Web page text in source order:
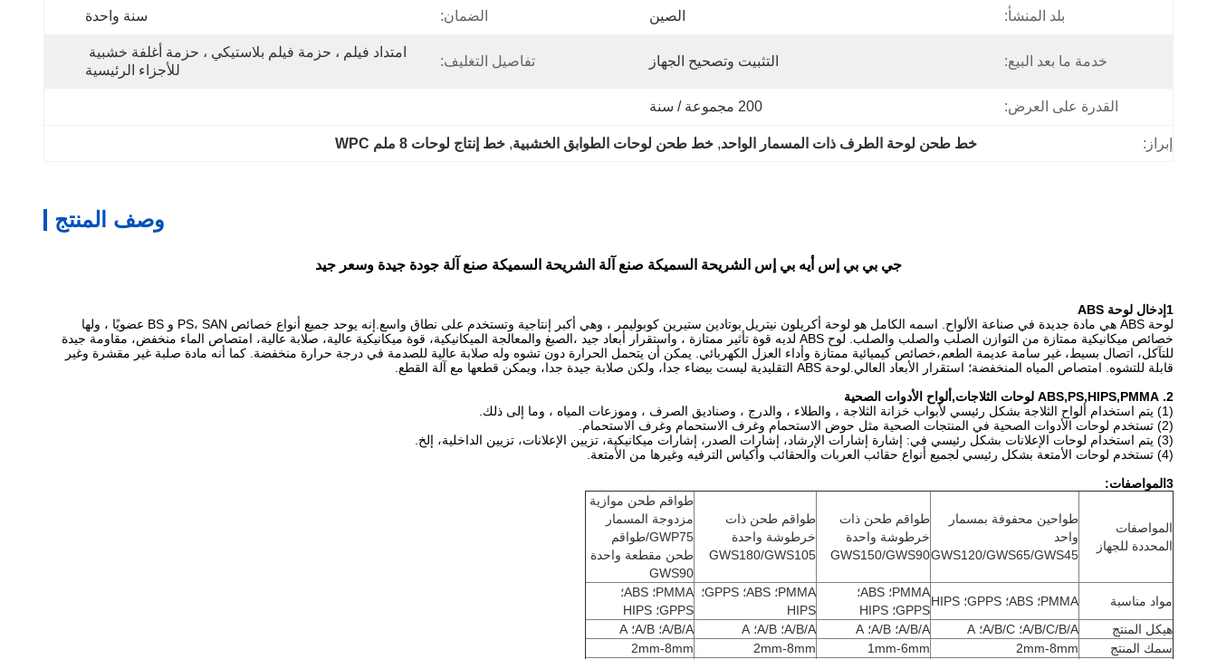
بلد المنشأ: الصين الضمان: سنة واحدة
خدمة ما بعد البيع: التثبيت وتصحيح الجهاز تفاصيل التغليف:
للأجزاء الرئيسية
القدرة على العرض: 200 مجموعة / سنة
إبراز: خط طحن لوحة الطرف ذات المسمار الواحد, خط طحن لوحات الطوابق الخشبية, خط إنتاج لوحات 8 ملم WPC
وصف المنتج
جي بي بي إس أيه بي إس الشريحة السميكة صنع آلة الشريحة السميكة صنع آلة جودة جيدة وسعر جيد
1إدخال لوحة ABS
لوحة ABS هي مادة جديدة في صناعة الألواح. اسمه الكامل هو لوحة أكريلون نيتريل بوتادين ستيرين كوبوليمر ، وهي أكبر إنتاجية وتستخدم على نطاق واسع.إنه يوحد جميع أنواع خصائص PS، SAN و BS عضويًا ، ولها
خصائص ميكانيكية ممتازة من التوازن الصلب والصلب والصلب. لوح ABS لديه قوة تأثير ممتازة ، واستقرار أبعاد جيد ،الصبغ والمعالجة الميكانيكية، قوة ميكانيكية عالية، صلابة عالية، امتصاص الماء منخفض، مقاومة جيدة
للتآكل، اتصال بسيط، غير سامة عديمة الطعم،خصائص كيميائية ممتازة وأداء العزل الكهربائي. يمكن أن يتحمل الحرارة دون تشوه وله صلابة عالية للصدمة في درجة حرارة منخفضة. كما أنه مادة صلبة غير مقشرة وغير
قابلة للتشوه. امتصاص المياه المنخفضة؛ استقرار الأبعاد العالي.لوحة ABS التقليدية ليست بيضاء جدا، ولكن صلابة جيدة جدا، ويمكن قطعها مع آلة القطع.
2. ABS,PS,HIPS,PMMA لوحات الثلاجات,ألواح الأدوات الصحية
(1) يتم استخدام ألواح الثلاجة بشكل رئيسي لأبواب خزانة الثلاجة ، والطلاء ، والدرج ، وصناديق الصرف ، وموزعات المياه ، وما إلى ذلك.
(2) تستخدم لوحات الأدوات الصحية في المنتجات الصحية مثل حوض الاستحمام وغرف الاستحمام وغرف الاستحمام.
(3) يتم استخدام لوحات الإعلانات بشكل رئيسي في: إشارة إشارات الإرشاد، إشارات الصدر، إشارات ميكانيكية، تزيين الإعلانات، تزيين الداخلية، إلخ.
(4) تستخدم لوحات الأمتعة بشكل رئيسي لجميع أنواع حقائب العربات والحقائب وأكياس الترفيه وغيرها من الأمتعة.
3المواصفات:
المواصفات
المحددة للجهاز
طواحين محفوفة بمسمار
واحد
GWS120/GWS65/GWS45
طواقم طحن ذات
خرطوشة واحدة
GWS150/GWS90
طواقم طحن ذات
خرطوشة واحدة
GWS180/GWS105
طواقم طحن موازية
مزدوجة المسمار
GWP75/طواقم
طحن مقطعة واحدة
GWS90
مواد مناسبة
PMMA؛ ABS؛ GPPS؛ HIPS
PMMA؛ ABS؛
GPPS؛ HIPS
PMMA؛ ABS؛ GPPS؛
HIPS
PMMA؛ ABS؛
GPPS؛ HIPS
هيكل المنتج
A/B/C/B/A؛ A/B/C؛ A A/B/A؛ A/B؛ A A/B/A؛ A/B؛ A
A/B/A؛ A/B؛ A
سمك المنتج
2mm-8mm
1mm-6mm
2mm-8mm
2mm-8mm